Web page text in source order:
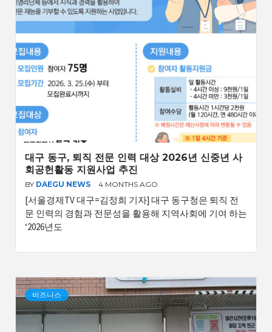
대구 동구, 퇴직 전문 인력 대상 2026년 신중년 사
회공헌활동 지원사업 추진
BY DAEGU NEWS 4 MONTHS AGO
[서울경제TV 대구=김정희 기자] 대구 동구청은 퇴직 전
문 인력의 경험과 전문성을 활용해 지역사회에 기여 하는
‘2026년도
비즈니스